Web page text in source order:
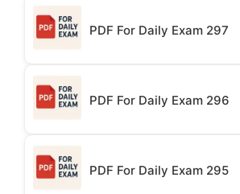
PDF For Daily Exam 297
PDF For Daily Exam 296
PDF For Daily Exam 295